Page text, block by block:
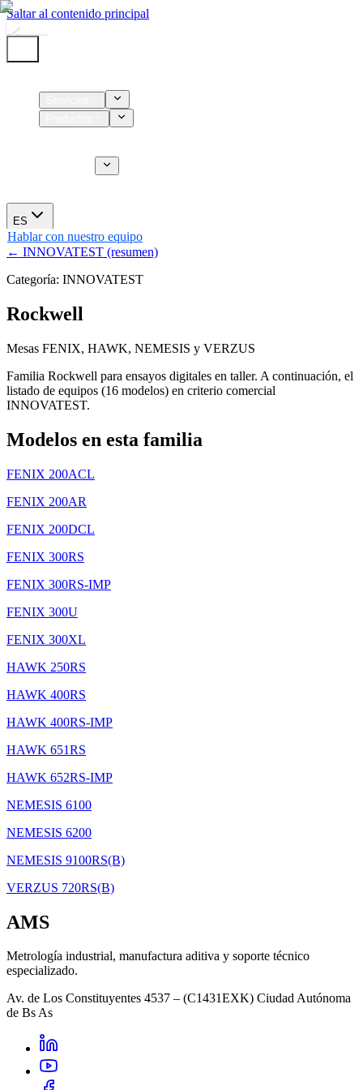
Saltar al contenido principal
ES
Hablar con nuestro equipo
← INNOVATEST (resumen)
Categoría: INNOVATEST
Rockwell
Mesas FENIX, HAWK, NEMESIS y VERZUS
Familia Rockwell para ensayos digitales en taller. A continuación, el
listado de equipos (16 modelos) en criterio comercial
INNOVATEST.
Modelos en esta familia
FENIX 200ACL
FENIX 200AR
FENIX 200DCL
FENIX 300RS
FENIX 300RS-IMP
FENIX 300U
FENIX 300XL
HAWK 250RS
HAWK 400RS
HAWK 400RS-IMP
HAWK 651RS
HAWK 652RS-IMP
NEMESIS 6100
NEMESIS 6200
NEMESIS 9100RS(B)
VERZUS 720RS(B)
AMS
Metrología industrial, manufactura aditiva y soporte técnico
especializado.
Av. de Los Constituyentes 4537 – (C1431EXK) Ciudad Autónoma
de Bs As